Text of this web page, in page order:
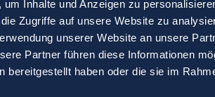
Inhalte und Anzeigen zu
Zugriffe auf unsere Website zu
unserer Website an unsere
Partner führen diese Informationen
bereitgestellt haben oder die sie im